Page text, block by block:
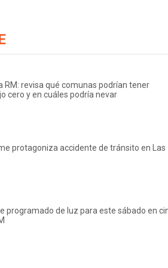
RM: revisa qué comunas podrían tener
cero y en cuáles podría nevar
protagoniza accidente de tránsito en Las
programado de luz para este sábado en